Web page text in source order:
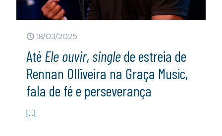
18/03/2025
AtéEle ouvir, singlede estreia de
Rennan Olliveira na Graça Music,
fala de fé e perseverança
[…]